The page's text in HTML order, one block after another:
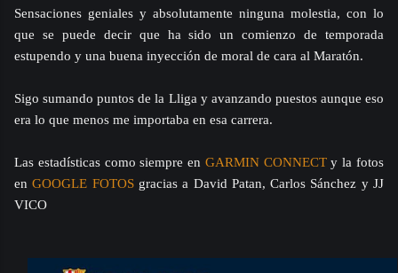
Sensaciones geniales y absolutamente ninguna molestia, con lo
que se puede decir que ha sido un comienzo de temporada
estupendo y una buena inyección de moral de cara al Maratón.
Sigo sumando puntos de la Lliga y avanzando puestos aunque eso
era lo que menos me importaba en esa carrera.
Las estadísticas como siempre en GARMIN CONNECTy la fotos
enGOOGLE FOTOSgracias a David Patan, Carlos Sánchez y JJ
VICO